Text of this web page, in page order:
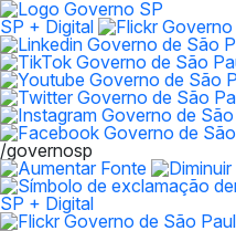
SP + Digital
/governosp
SP + Digital